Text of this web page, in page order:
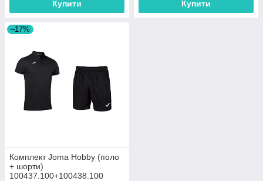
Купити Купити
–17%
Комплект Joma Hobby (поло
+ шорти)
100437.100+100438.100